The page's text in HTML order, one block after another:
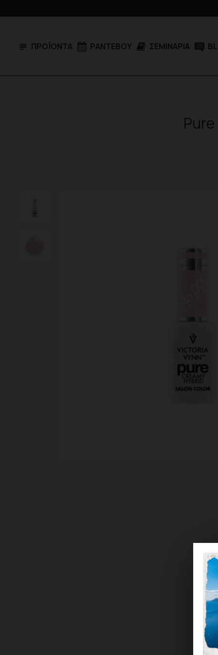
ΠΡΟΪΌΝΤΑ ΡΑΝΤΕΒΟΎ ΣΕΜΙΝΆΡΙΑ